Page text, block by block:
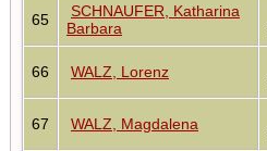
65
SCHNAUFER, Katharina
Barbara
66 WALZ, Lorenz
67 WALZ, Magdalena